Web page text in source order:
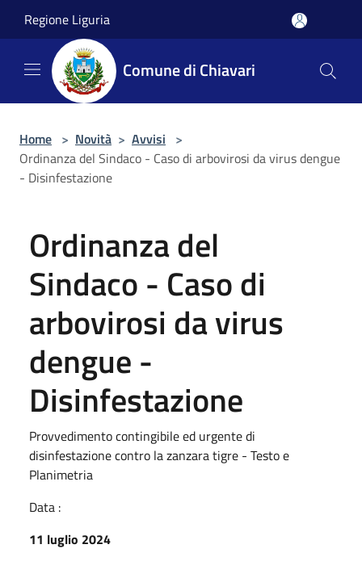
Regione Liguria
Comune di Chiavari
Home > Novità > Avvisi >
Ordinanza del Sindaco - Caso di arbovirosi da virus dengue
- Disinfestazione
Ordinanza del
Sindaco - Caso di
arbovirosi da virus
dengue -
Disinfestazione
Provvedimento contingibile ed urgente di
disinfestazione contro la zanzara tigre - Testo e
Planimetria
Data :
11 luglio 2024